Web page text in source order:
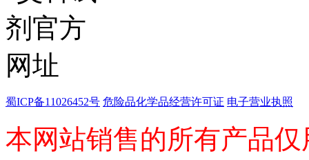
香精香料
杂环砌块
有机砌块
有机金属试剂
蜀ICP备11026452号 危险品化学品经营许可证 电子营业执照
本网站销售的所有产品